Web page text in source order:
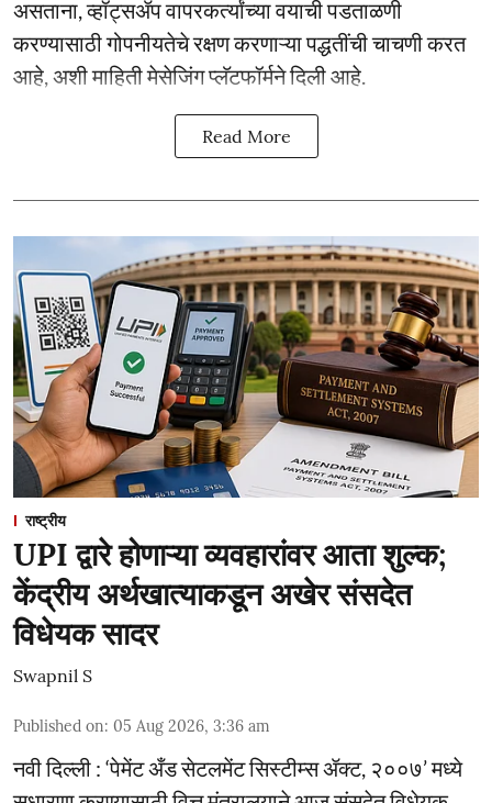
असताना, व्हॉट्सॲप वापरकर्त्यांच्या वयाची पडताळणी
करण्यासाठी गोपनीयतेचे रक्षण करणाऱ्या पद्धतींची चाचणी करत
आहे, अशी माहिती मेसेजिंग प्लॅटफॉर्मने दिली आहे.
Read More
राष्ट्रीय
UPI द्वारे होणाऱ्या व्यवहारांवर आता शुल्क;
केंद्रीय अर्थखात्याकडून अखेर संसदेत
विधेयक सादर
Swapnil S
Published on: 05 Aug 2026, 3:36 am
नवी दिल्ली : ‘पेमेंट अँड सेटलमेंट सिस्टीम्स ॲक्ट, २००७’ मध्ये